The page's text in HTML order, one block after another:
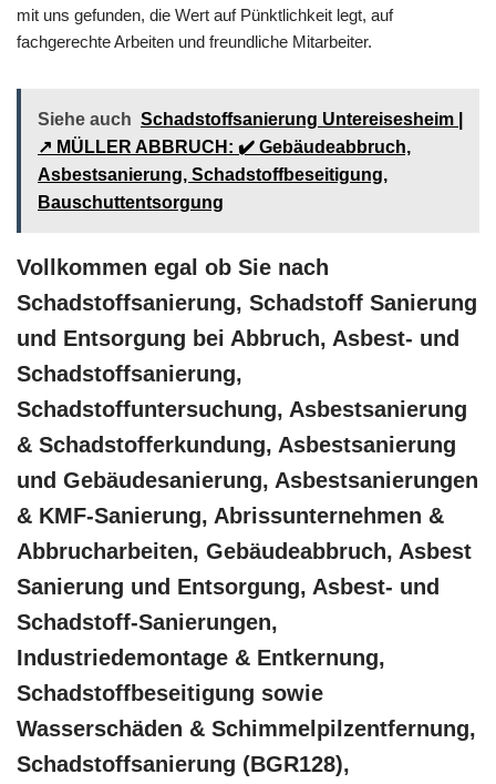
mit uns gefunden, die Wert auf Pünktlichkeit legt, auf
fachgerechte Arbeiten und freundliche Mitarbeiter.
Siehe auch Schadstoffsanierung Untereisesheim |
↗️ MÜLLER ABBRUCH: ✔️ Gebäudeabbruch,
Asbestsanierung, Schadstoffbeseitigung,
Bauschuttentsorgung
Vollkommen egal ob Sie nach
Schadstoffsanierung, Schadstoff Sanierung
und Entsorgung bei Abbruch, Asbest- und
Schadstoffsanierung,
Schadstoffuntersuchung, Asbestsanierung
& Schadstofferkundung, Asbestsanierung
und Gebäudesanierung, Asbestsanierungen
& KMF-Sanierung, Abrissunternehmen &
Abbrucharbeiten, Gebäudeabbruch, Asbest
Sanierung und Entsorgung, Asbest- und
Schadstoff-Sanierungen,
Industriedemontage & Entkernung,
Schadstoffbeseitigung sowie
Wasserschäden & Schimmelpilzentfernung,
Schadstoffsanierung (BGR128),